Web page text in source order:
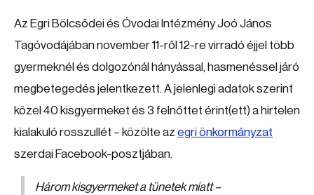
Az Egri Bölcsődei és Óvodai Intézmény Joó János
Tagóvodájában november 11-ről 12-re virradó éjjel több
gyermeknél és dolgozónál hányással, hasmenéssel járó
megbetegedés jelentkezett. A jelenlegi adatok szerint
közel 40 kisgyermeket és 3 felnőttet érint(ett) a hirtelen
kialakuló rosszullét – közölte az egri önkormányzat
szerdai Facebook-posztjában.
Három kisgyermeket a tünetek miatt –